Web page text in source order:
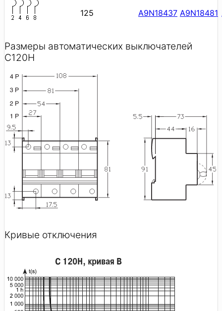
125
A9N18437 A9N18481
Размеры автоматических выключателей
C120H
Кривые отключения